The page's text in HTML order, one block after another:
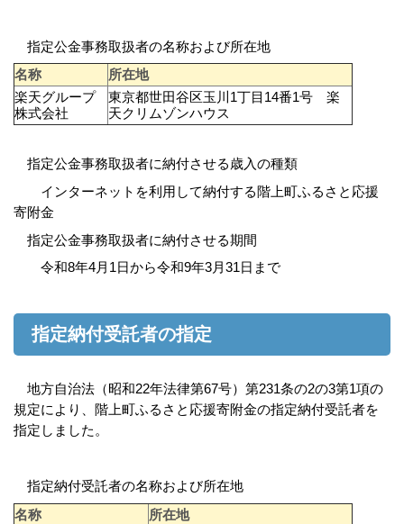
指定公金事務取扱者の名称および所在地
名称
所在地
楽天グループ
株式会社
東京都世田谷区玉川1丁目14番1号 楽
天クリムゾンハウス
指定公金事務取扱者に納付させる歳入の種類
インターネットを利用して納付する階上町ふるさと応援
寄附金
指定公金事務取扱者に納付させる期間
令和8年4月1日から令和9年3月31日 まで
指定納付受託者の指定
地方自治法（昭和22年法律第67号）第231条の2の3第1項の
規定により、 階上町ふるさと応援寄附金の指定納付受託者を
指定しました。
指定納付受託者の名称および所在地
名称
所在地